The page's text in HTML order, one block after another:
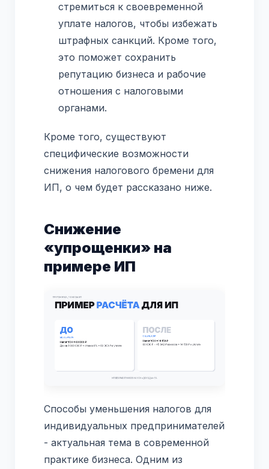
стремиться к своевременной
уплате налогов, чтобы избежать
штрафных санкций. Кроме того,
это поможет сохранить
репутацию бизнеса и рабочие
отношения с налоговыми
органами.
Кроме того, существуют
специфические возможности
снижения налогового бремени для
ИП, о чем будет рассказано ниже.
Снижение
«упрощенки» на
примере ИП
Способы уменьшения налогов для
индивидуальных предпринимателей
- актуальная тема в современной
практике бизнеса. Одним из